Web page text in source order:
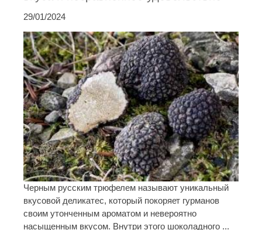
29/01/2024
Черным русским трюфелем называют уникальный
вкусовой деликатес, который покоряет гурманов
своим утонченным ароматом и невероятно
насыщенным вкусом. Внутри этого шоколадного ...